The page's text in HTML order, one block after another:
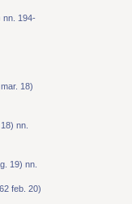
nn. 194-
18)
nn.
19) nn.
feb. 20)